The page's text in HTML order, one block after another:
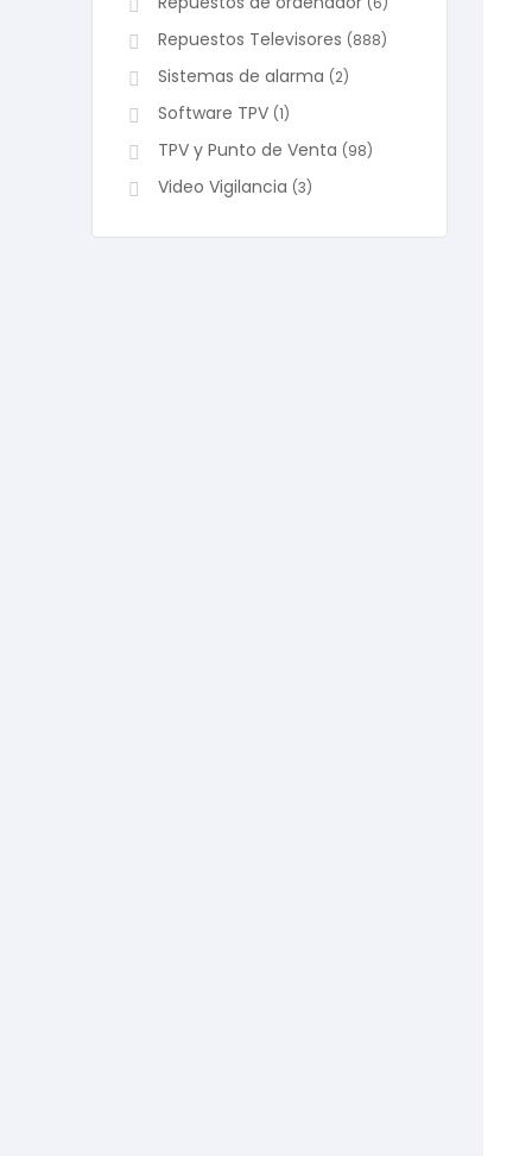
Repuestos Televisores (888)
Sistemas de alarma (2)
Software TPV (1)
TPV y Punto de Venta (98)
Video Vigilancia (3)